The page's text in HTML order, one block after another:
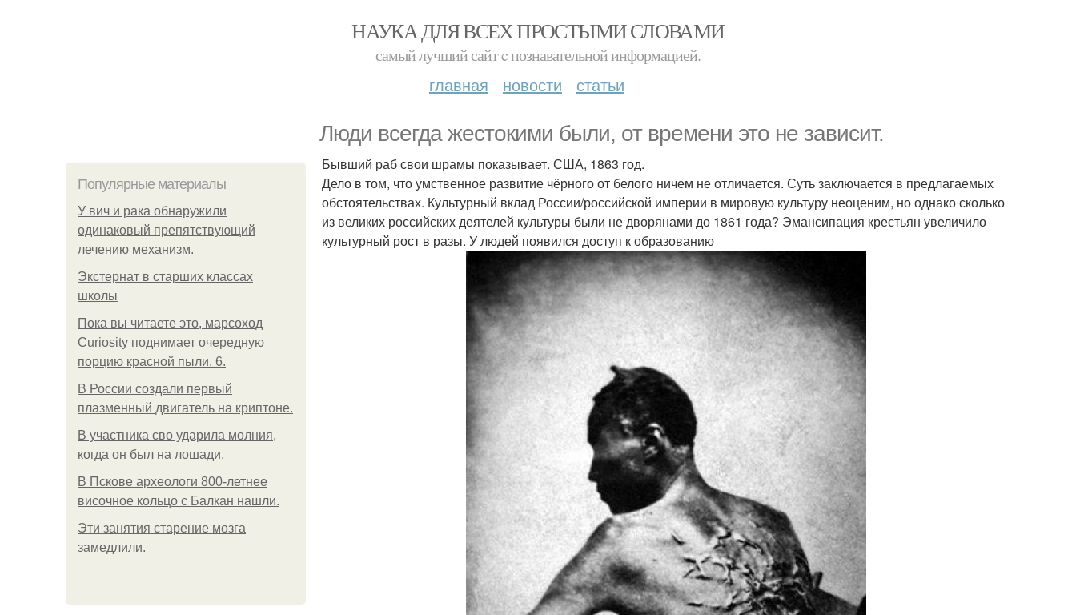
НАУКА ДЛЯ ВСЕХ ПРОСТЫМИ СЛОВАМИ
самый лучший сайт c познавательной информацией.
главная новости статьи
Люди всегда жестокими были, от времени это не зависит.
Популярные материалы
У вич и рака обнаружили
одинаковый препятствующий
лечению механизм.
Экстернат в старших классах
школы
Пока вы читаете это, марсоход
Curiosity поднимает очередную
порцию красной пыли. 6.
В России создали первый
плазменный двигатель на криптоне.
В участника сво ударила молния,
когда он был на лошади.
В Пскове археологи 800-летнее
височное кольцо с Балкан нашли.
Эти занятия старение мозга
замедлили.
Бывший раб свои шрамы показывает. США, 1863 год.
Дело в том, что умственное развитие чёрного от белого ничем не отличается. Суть заключается в предлагаемых
обстоятельствах. Культурный вклад России/российской империи в мировую культуру неоценим, но однако сколько
из великих российских деятелей культуры были не дворянами до 1861 года? Эмансипация крестьян увеличило
культурный рост в разы. У людей появился доступ к образованию